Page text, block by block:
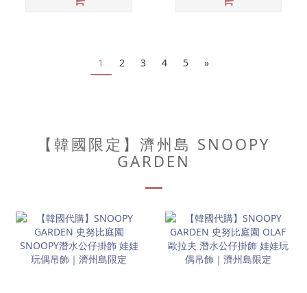
1 2 3 4 5 »
【韓國限定】濟州島 SNOOPY
GARDEN